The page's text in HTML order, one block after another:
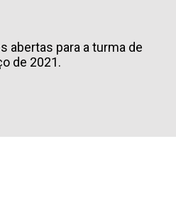
abertas para a turma de
de 2021.